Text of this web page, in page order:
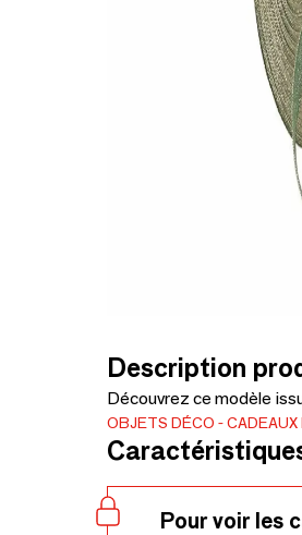
Description
Découvrez ce modèle
OBJETS DÉCO
Pour voir les